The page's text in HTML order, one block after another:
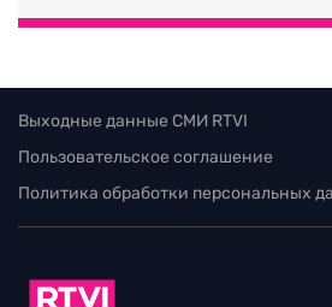
Выходные данные СМИ RTVI
Пользовательское соглашение
Политика обработки персональных